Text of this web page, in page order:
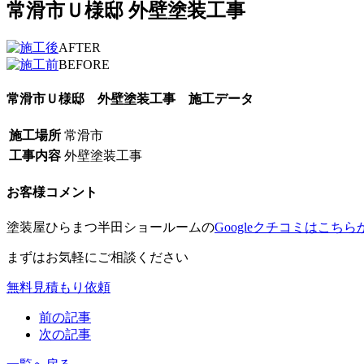
常滑市Ｕ様邸 外壁塗装工事
AFTER
BEFORE
常滑市Ｕ様邸 外壁塗装工事 施工データ
施工場所 常滑市
工事内容 外壁塗装工事
お客様コメント
塗装屋ひらまつ半田ショールームのGoogleクチコミはこちら
まずはお気軽にご相談ください
無料見積もり依頼
前の記事
次の記事